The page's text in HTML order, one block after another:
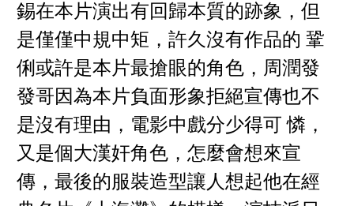
錫在本片演出有回歸本質的跡象，但
是僅僅中規中矩，許久沒有作品的 鞏
俐或許是本片最搶眼的角色，周潤發
發哥因為本片負面形象拒絕宣傳也不
是沒有理由，電影中戲分少得可 憐，
又是個大漢奸角色，怎麼會想來宣
傳，最後的服裝造型讓人想起他在經